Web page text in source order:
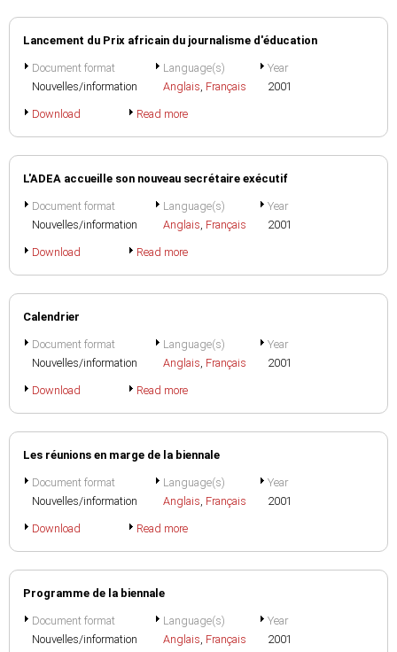
Lancement du Prix africain du journalisme d'éducation
Document format
Nouvelles/information
Language(s)
Anglais, Français
Year
2001
Download Read more
L'ADEA accueille son nouveau secrétaire exécutif
Document format
Nouvelles/information
Language(s)
Anglais, Français
Year
2001
Download Read more
Calendrier
Document format
Nouvelles/information
Language(s)
Anglais, Français
Year
2001
Download Read more
Les réunions en marge de la biennale
Document format
Nouvelles/information
Language(s)
Anglais, Français
Year
2001
Download Read more
Programme de la biennale
Document format
Nouvelles/information
Language(s)
Anglais, Français
Year
2001